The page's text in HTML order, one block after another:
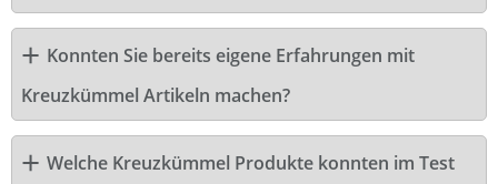
Konnten Sie bereits eigene Erfahrungen mit
Kreuzkümmel Artikeln machen?
Welche Kreuzkümmel Produkte konnten im Test